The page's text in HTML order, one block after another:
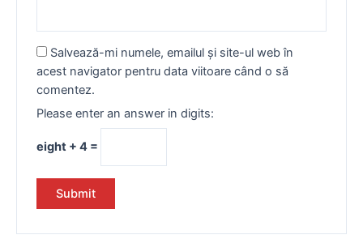
Salvează-mi numele, emailul și site-ul web în
acest navigator pentru data viitoare când o să
comentez.
Please enter an answer in digits:
eight + 4 =